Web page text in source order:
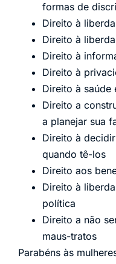
formas de
Direito à
Direito à
Direito à
Direito à
Direito à saúde
Direito a
a planejar sua
Direito à
quando tê-los
Direito aos
Direito à
política
Direito a não
maus-tratos
Parabéns às